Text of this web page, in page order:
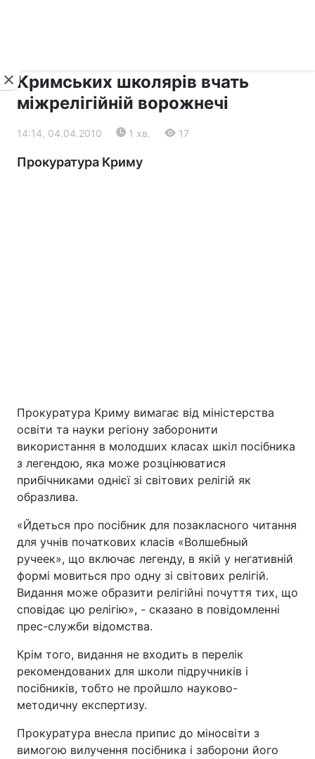
Головна Війна
Україна
Економіка Світ
Екологія
РЕГІОНИ
Київ Львів
Дніпро Харків
Кримських школярів вчать
міжрелігійній ворожнечі
14:14, 04.04.2010 1 хв. 17
Прокуратура Криму
Прокуратура Криму вимагає від міністерства
освіти та науки регіону заборонити
використання в молодших класах шкіл посібника
з легендою, яка може розцінюватися
прибічниками однієї зі світових релігій як
образлива.
«Йдеться про посібник для позакласного читання
для учнів початкових класів «Волшебный
ручеек», що включає легенду, в якій у негативній
формі мовиться про одну зі світових релігій.
Видання може образити релігійні почуття тих, що
сповідає цю релігію», - сказано в повідомленні
прес-служби відомства.
Крім того, видання не входить в перелік
рекомендованих для школи підручників і
посібників, тобто не пройшло науково-
методичну експертизу.
Прокуратура внесла припис до міносвіти з
вимогою вилучення посібника і заборони його